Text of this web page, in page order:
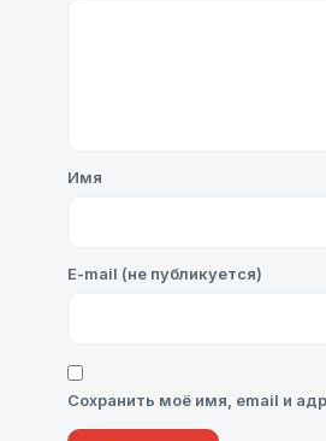
Имя
E-mail (не публикуется)
Сохранить моё имя, email и